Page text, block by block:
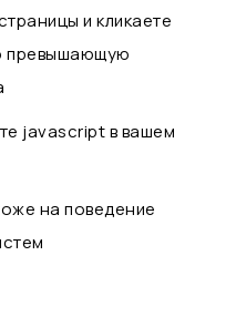
и кликаете
превышающую
javascript в вашем
на поведение